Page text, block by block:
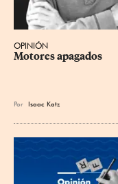
OPINIÓN
Motores apagados
Por Isaac Katz